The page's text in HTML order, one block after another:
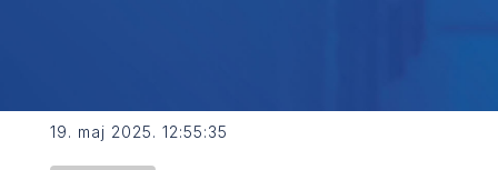
19. maj 2025. 12:55:35